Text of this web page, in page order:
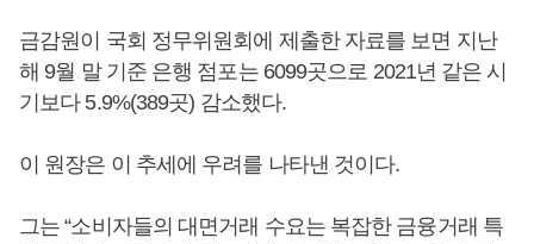
금감원이 국회 정무위원회에 제출한 자료를 보면 지난
해 9월 말 기준 은행 점포는 6099곳으로 2021년 같은 시
기보다 5.9%(389곳) 감소했다.
이 원장은 이 추세에 우려를 나타낸 것이다.
그는 “소비자들의 대면거래 수요는 복잡한 금융거래 특